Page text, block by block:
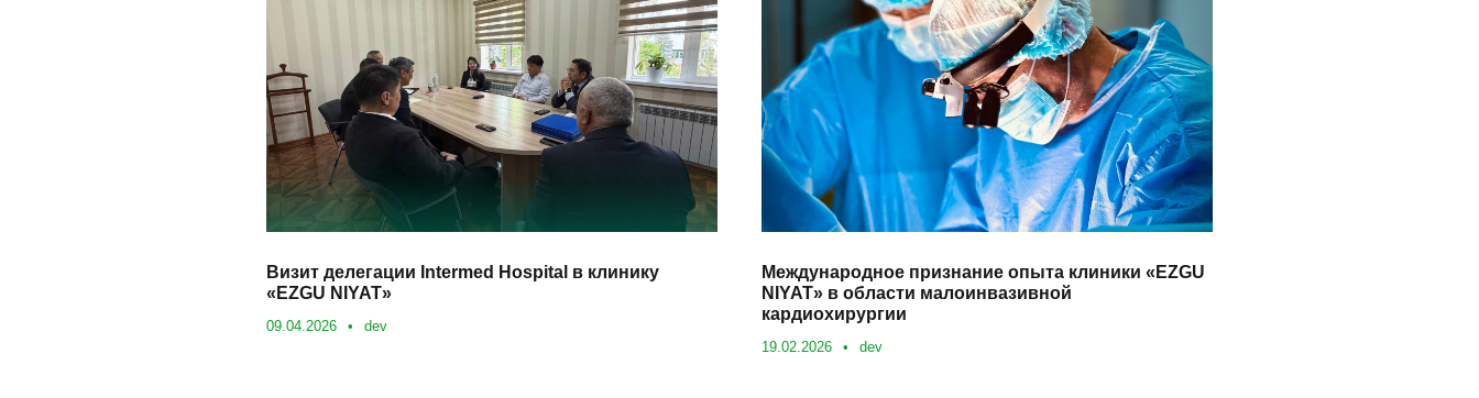
Визит делегации Intermed Hospital в клинику
«EZGU NIYAT»
09.04.2026 • dev
Международное признание опыта клиники «EZGU
NIYAT» в области малоинвазивной
кардиохирургии
19.02.2026 • dev